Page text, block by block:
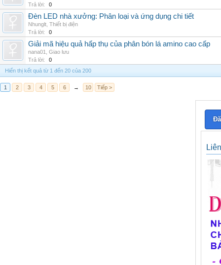
Trả lời:
0
Đèn LED nhà xưởng: Phân loại và ứng dụng chi tiết
Nhunglt Thiết bị điện
Trả lời:
0
Giải mã hiệu quả hấp thụ của phân bón lá amino cao cấp
nana01
Giao lưu
Trả lời:
0
Hiển thị kết quả từ 1 đến 20 của 200
1 2 3 4 5 6 → 10 Tiếp >